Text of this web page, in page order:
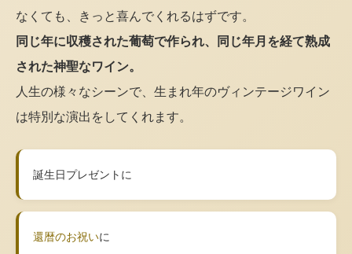
なくても、きっと喜んでくれるはずです。
同じ年に収穫された葡萄で作られ、同じ年月を経て熟成
された神聖なワイン。
人生の様々なシーンで、生まれ年のヴィンテージワイン
は特別な演出をしてくれます。
誕生日プレゼントに
還暦のお祝いに